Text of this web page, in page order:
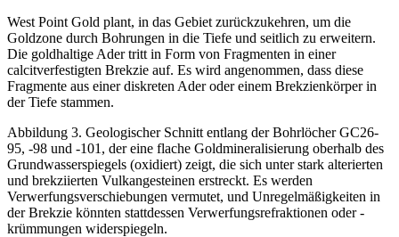
West Point Gold plant, in das Gebiet zurückzukehren, um die
Goldzone durch Bohrungen in die Tiefe und seitlich zu erweitern.
Die goldhaltige Ader tritt in Form von Fragmenten in einer
calcitverfestigten Brekzie auf. Es wird angenommen, dass diese
Fragmente aus einer diskreten Ader oder einem Brekzienkörper in
der Tiefe stammen.
Abbildung 3. Geologischer Schnitt entlang der Bohrlöcher GC26-
95, -98 und -101, der eine flache Goldmineralisierung oberhalb des
Grundwasserspiegels (oxidiert) zeigt, die sich unter stark alterierten
und brekziierten Vulkangesteinen erstreckt. Es werden
Verwerfungsverschiebungen vermutet, und Unregelmäßigkeiten in
der Brekzie könnten stattdessen Verwerfungsrefraktionen oder -
krümmungen widerspiegeln.